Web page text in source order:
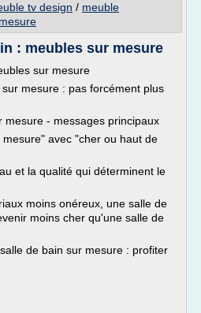
tv design / meuble
: meubles sur mesure
sur mesure
mesure : pas forcément plus
mesure - messages principaux
avec "cher ou haut de
et la qualité qui déterminent le
moins onéreux, une salle de
moins cher qu'une salle de
de bain sur mesure : profiter